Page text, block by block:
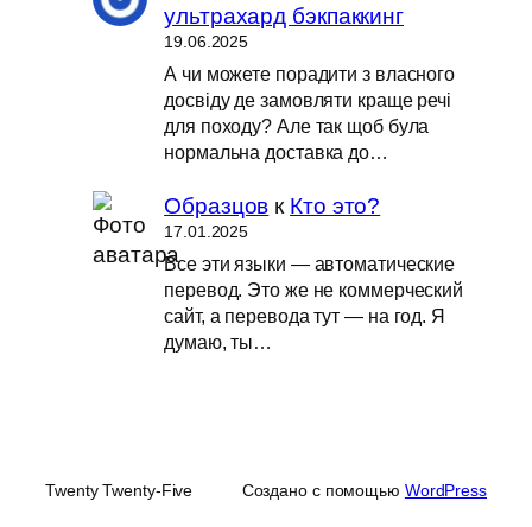
ультрахард бэкпаккинг
19.06.2025
А чи можете порадити з власного
досвіду де замовляти краще речі
для походу? Але так щоб була
нормальна доставка до…
Образцов к Кто это?
17.01.2025
Все эти языки — автоматические
перевод. Это же не коммерческий
сайт, а перевода тут — на год. Я
думаю, ты…
Twenty Twenty-Five Создано с помощью WordPress